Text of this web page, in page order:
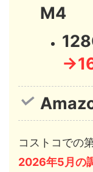
M4
コストコでの
2026年5月の